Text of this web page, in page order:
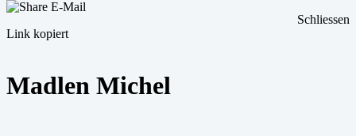
Link kopiert
Schliessen
Madlen Michel